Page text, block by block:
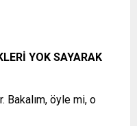
YOK SAYARAK
Bakalım, öyle mi, o